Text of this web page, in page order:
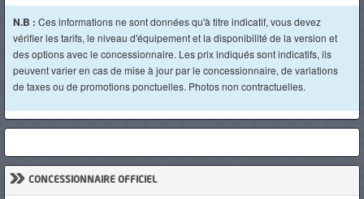
N.B : Ces informations ne sont données qu'à titre indicatif, vous devez
vérifier les tarifs, le niveau d'équipement et la disponibilité de la version et
des options avec le concessionnaire. Les prix indiqués sont indicatifs, ils
peuvent varier en cas de mise à jour par le concessionnaire, de variations
de taxes ou de promotions ponctuelles. Photos non contractuelles.
» CONCESSIONNAIRE OFFICIEL